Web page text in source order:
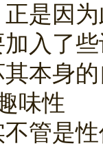
正是因
加入了
本身
味性
管是